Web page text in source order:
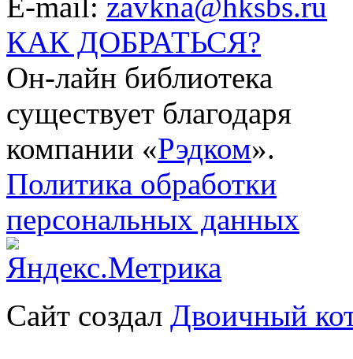
E-mail: zavkna@hksbs.ru
КАК ДОБРАТЬСЯ?
Он-лайн библиотека
существует благодаря
компании «Рэдком».
Политика обработки
персональных данных
Сайт создал Двоичный